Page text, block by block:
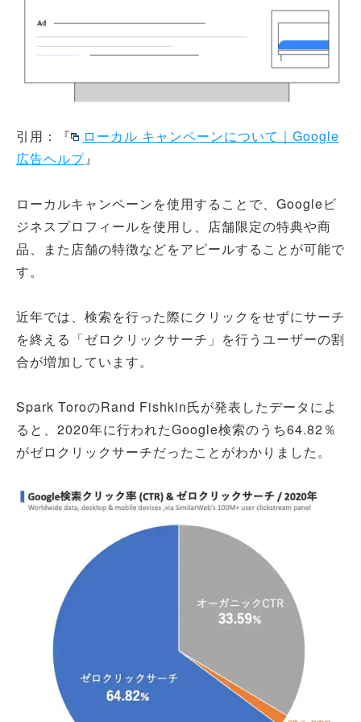
引用：『
ローカル キャンペーンについて｜Google
広告ヘルプ』
ローカルキャンペーンを使用することで、Googleビ
ジネスプロフィールを使用し、店舗限定の特典や商
品、また店舗の特徴などをアピールすることが可能で
す。
近年では、検索を行った際にクリックをせずにサーチ
を終える「ゼロクリックサーチ」を行うユーザーの割
合が増加しています。
Spark ToroのRand Fishkin氏が発表したデータによ
ると、2020年に行われたGoogle検索のうち64.82％
がゼロクリックサーチだったことがわかりました。